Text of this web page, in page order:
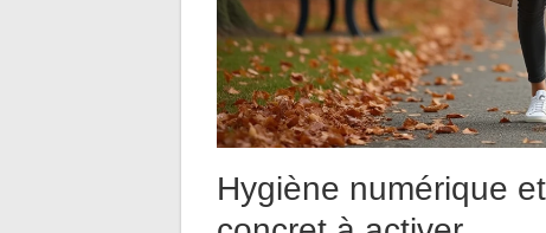
Hygiène numérique